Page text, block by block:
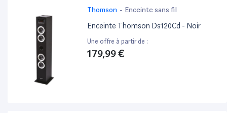
Thomson - Enceinte sans fil
Enceinte Thomson Ds120Cd - Noir
Une offre à partir de :
179,99 €